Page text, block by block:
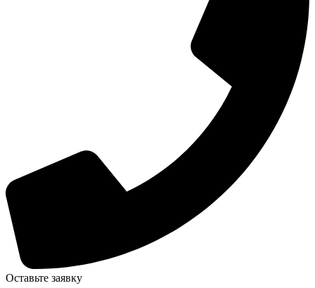
Оставьте заявку